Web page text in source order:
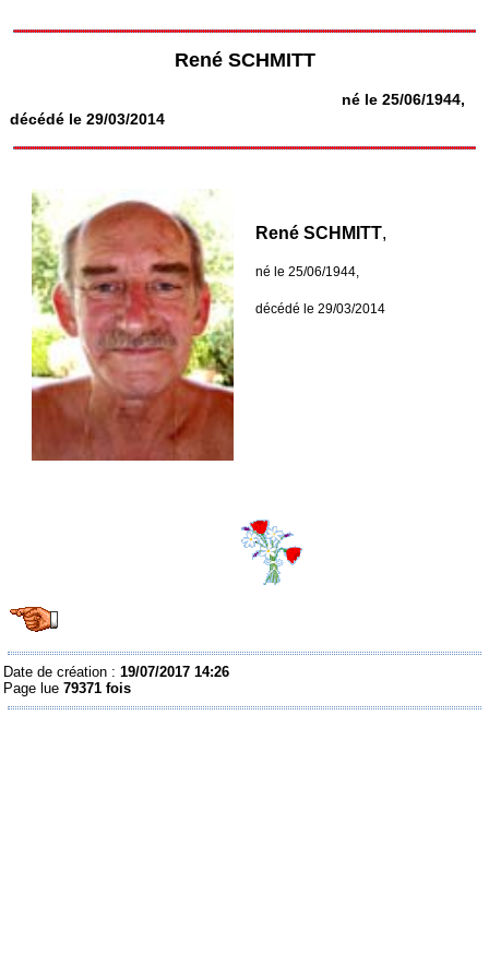
René SCHMITT
né le 25/06/1944,
décédé le 29/03/2014
René SCHMITT,
né le 25/06/1944,
décédé le 29/03/2014
Date de création :19/07/2017 14:26
Page lue79371 fois